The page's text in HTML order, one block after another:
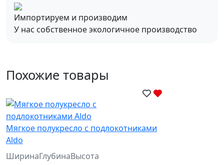
Импортируем и производим
У нас собственное экологичное производство
Похожие товары
Мягкое полукресло с подлокотниками
Aldo
ШиринаГлубинаВысота